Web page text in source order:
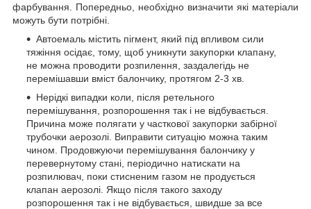
фарбування. Попередньо, необхідно визначити які матеріали
можуть бути потрібні.
Автоемаль містить пігмент, який під впливом сили
тяжіння осідає, тому, щоб уникнути закупорки клапану,
не можна проводити розпилення, заздалегідь не
перемішавши вміст балончику, протягом 2-3 хв.
Нерідкі випадки коли, після ретельного
перемішування, розпорошення так і не відбувається.
Причина може полягати у часткової закупорки забірної
трубочки аерозолі. Виправити ситуацію можна таким
чином. Продовжуючи перемішування балончику у
перевернутому стані, періодично натискати на
розпилювач, поки стисненим газом не продується
клапан аерозолі. Якщо після такого заходу
розпорошення так і не відбувається, швидше за все